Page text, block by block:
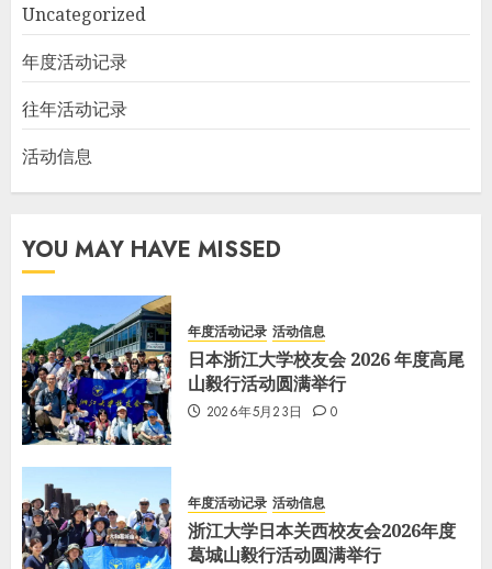
Uncategorized
年度活动记录
往年活动记录
活动信息
YOU MAY HAVE MISSED
年度活动记录 活动信息
日本浙江大学校友会 2026 年度高尾
山毅行活动圆满举行
2026年5月23日 0
年度活动记录 活动信息
浙江大学日本关西校友会2026年度
葛城山毅行活动圆满举行